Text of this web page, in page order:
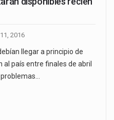
2016
llegar a principio de
país entre finales de abril